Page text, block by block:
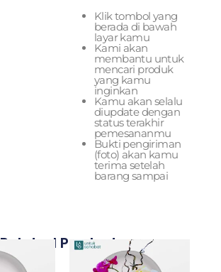
Klik tombol yang
berada di bawah
layar kamu
Kami akan
membantu untuk
mencari produk
yang kamu
inginkan
Kamu akan selalu
diupdate dengan
status terakhir
pemesananmu
Bukti pengiriman
(foto) akan kamu
terima setelah
barang sampai
Related Products